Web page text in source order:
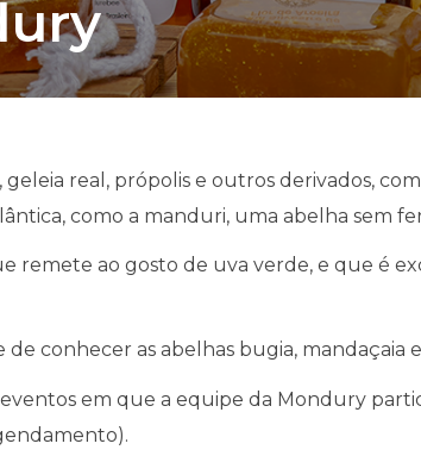
real, própolis e outros derivados,
como a manduri, uma abelha sem
ao gosto de uva verde, e que é
conhecer as abelhas bugia, mandaçaia
eventos em que a equipe da Mondury